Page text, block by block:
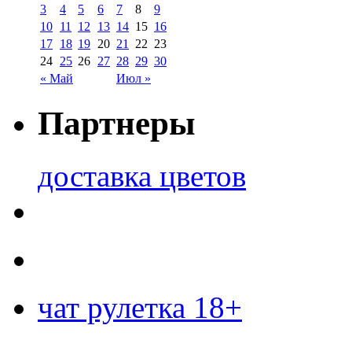
« Май Июл »
3
4 5 6 7 8
9
10 11 12 13 14 15 16
17 18 19 20 21 22 23
24 25 26 27 28 29 30
Партнеры
доставка цветов
чат рулетка 18+